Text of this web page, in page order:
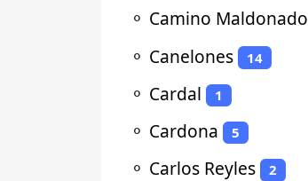
⚬ Camino Maldonado
⚬ Canelones 14
⚬ Cardal 1
⚬ Cardona 5
⚬ Carlos Reyles 2